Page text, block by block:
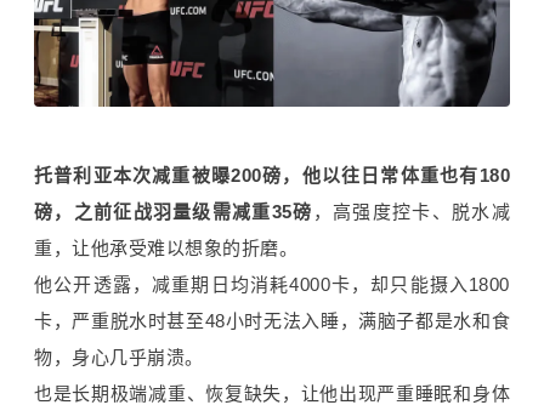
托普利亚本次减重被曝200磅，他以往日常体重也有180
磅，之前征战羽量级需减重35磅 ，高强度控卡、脱水减
重，让他承受难以想象的折磨。
他公开透露，减重期日均消耗4000卡，却只能摄入1800
卡，严重脱水时甚至48小时无法入睡，满脑子都是水和食
物，身心几乎崩溃。
也是长期极端减重、恢复缺失，让他出现严重睡眠和身体